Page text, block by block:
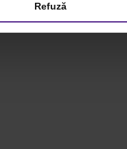
Refuză